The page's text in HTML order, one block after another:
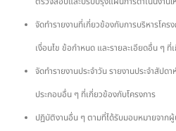
จัดทำรายงานที่เกี่ยวข้องกับการบริหารโค
เงื่อนไข ข้อกำหนด และรายละเอียดอื่น ๆ ที่
จัดทำรายงานประจำวัน รายงานประจำสัปด
ประกอบอื่น ๆ ที่เกี่ยวข้องกับโครงการ
ปฏิบัติงานอื่น ๆ ตามที่ได้รับมอบหมายจาก